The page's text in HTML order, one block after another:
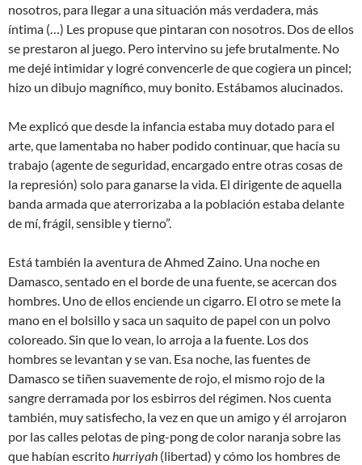
nosotros, para llegar a una situación más verdadera, más
íntima (…) Les propuse que pintaran con nosotros. Dos de ellos
se prestaron al juego. Pero intervino su jefe brutalmente. No
me dejé intimidar y logré convencerle de que cogiera un pincel;
hizo un dibujo magnífico, muy bonito. Estábamos alucinados.
Me explicó que desde la infancia estaba muy dotado para el
arte, que lamentaba no haber podido continuar, que hacía su
trabajo (agente de seguridad, encargado entre otras cosas de
la represión) solo para ganarse la vida. El dirigente de aquella
banda armada que aterrorizaba a la población estaba delante
de mí, frágil, sensible y tierno”.
Está también la aventura de Ahmed Zaino. Una noche en
Damasco, sentado en el borde de una fuente, se acercan dos
hombres. Uno de ellos enciende un cigarro. El otro se mete la
mano en el bolsillo y saca un saquito de papel con un polvo
coloreado. Sin que lo vean, lo arroja a la fuente. Los dos
hombres se levantan y se van. Esa noche, las fuentes de
Damasco se tiñen suavemente de rojo, el mismo rojo de la
sangre derramada por los esbirros del régimen. Nos cuenta
también, muy satisfecho, la vez en que un amigo y él arrojaron
por las calles pelotas de ping-pong de color naranja sobre las
que habían escritohurriyah (libertad) y cómo los hombres de